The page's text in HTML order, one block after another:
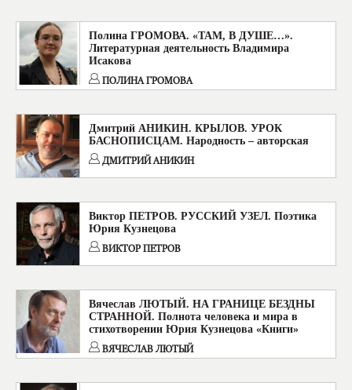
Полина ГРОМОВА. «ТАМ, В ДУШЕ…».
Литературная деятельность Владимира
Исакова
ПОЛИНА ГРОМОВА
Дмитрий АНИКИН. КРЫЛОВ. УРОК
БАСНОПИСЦАМ. Народность – авторская
ДМИТРИЙ АНИКИН
Виктор ПЕТРОВ. РУССКИЙ УЗЕЛ. Поэтика
Юрия Кузнецова
ВИКТОР ПЕТРОВ
Вячеслав ЛЮТЫЙ. НА ГРАНИЦЕ БЕЗДНЫ
СТРАННОЙ. Полнота человека и мира в
стихотворении Юрия Кузнецова «Книги»
ВЯЧЕСЛАВ ЛЮТЫЙ